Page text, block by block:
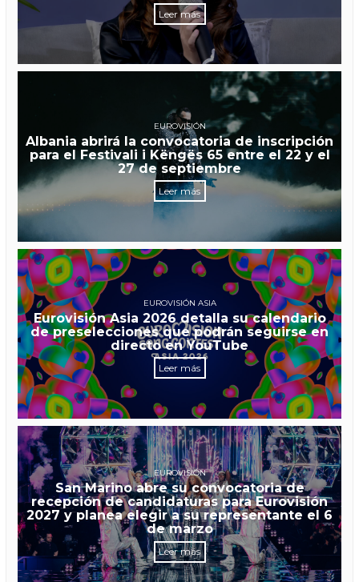
Leer más
EUROVISIÓN
Albania abrirá la convocatoria de inscripción
para el Festivali i Këngës 65 entre el 22 y el
27 de septiembre
Leer más
EUROVISIÓN ASIA
Eurovisión Asia 2026 detalla su calendario
de preselecciones que podrán seguirse en
directo en YouTube
Leer más
EUROVISIÓN
San Marino abre su convocatoria de
recepción de candidaturas para Eurovisión
2027 y planea elegir a su representante el 6
de marzo
Leer más